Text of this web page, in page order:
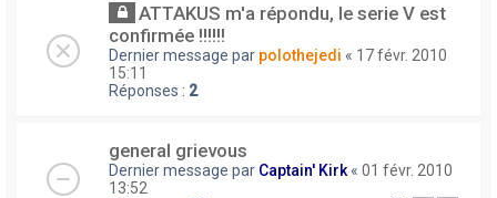
ATTAKUS m'a répondu, le serie V est
confirmée !!!!!!
Dernier message par polothejedi « 17 févr. 2010
15:11
Réponses : 2
general grievous
Dernier message par Captain' Kirk « 01 févr. 2010
13:52